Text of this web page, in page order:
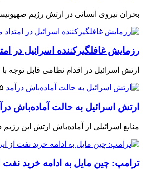
بحران نیروی انسانی در ارتش رژیم
رزمایش غافلگیرکننده اسرائیل در
ارتش اسرائیل در اقدام نظامی قابل توجه
۲۵
ارتش اسرائیل به حالت آماده‌باش
منابع اسرائیلی از آماده‌باش ارتش این
ترامپ: چین مایل به ادامه خرید نفت